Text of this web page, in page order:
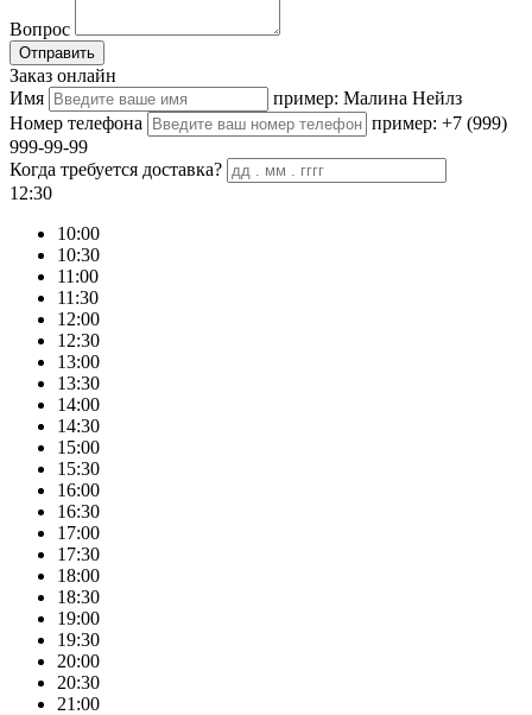
Вопрос
Отправить
Заказ онлайн
Имя
пример: Малина Нейлз
Номер телефона
пример: +7 (999)
999-99-99
Когда требуется доставка?
12:30
10:00
10:30
11:00
11:30
12:00
12:30
13:00
13:30
14:00
14:30
15:00
15:30
16:00
16:30
17:00
17:30
18:00
18:30
19:00
19:30
20:00
20:30
21:00